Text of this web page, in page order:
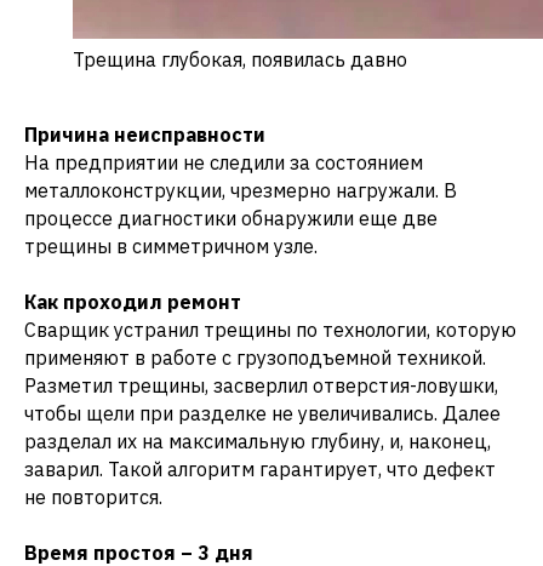
Трещина глубокая, появилась давно
Причина неисправности
На предприятии не следили за состоянием
металлоконструкции, чрезмерно нагружали. В
процессе диагностики обнаружили еще две
трещины в симметричном узле.
Как проходил ремонт
Сварщик устранил трещины по технологии, которую
применяют в работе с грузоподъемной техникой.
Разметил трещины, засверлил отверстия-ловушки,
чтобы щели при разделке не увеличивались. Далее
разделал их на максимальную глубину, и, наконец,
заварил. Такой алгоритм гарантирует, что дефект
не повторится.
Время простоя – 3 дня